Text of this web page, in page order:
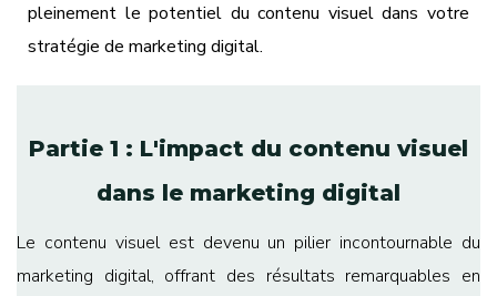
pleinement le potentiel du contenu visuel dans votre
stratégie de marketing digital.
Partie 1 : L'impact du contenu visuel
dans le marketing digital
Le contenu visuel est devenu un pilier incontournable du
marketing digital, offrant des résultats remarquables en